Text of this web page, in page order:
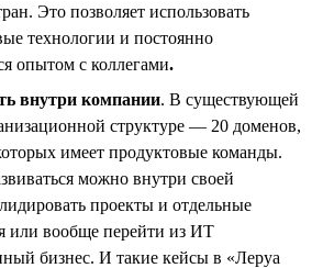
Это позволяет использовать
технологии и постоянно
опытом с коллегами.
внутри компании. В существующей
структуре — 20 доменов,
имеет продуктовые команды.
можно внутри своей
проекты и отдельные
или вообще перейти из ИТ
бизнес. И такие кейсы в «Леруа